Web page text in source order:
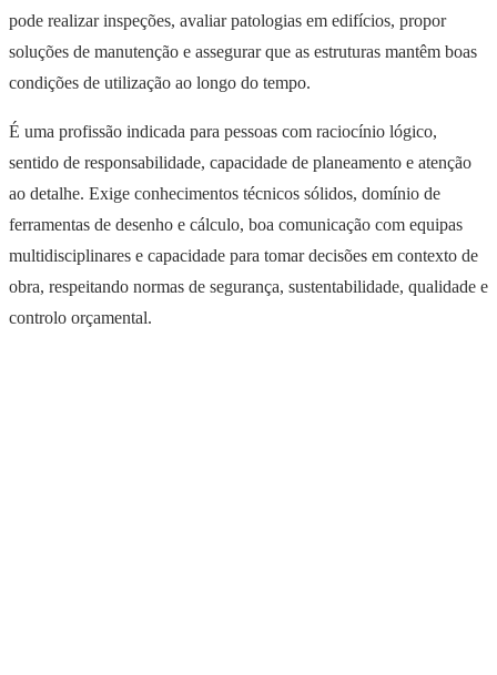
pode realizar inspeções, avaliar patologias em edifícios, propor
soluções de manutenção e assegurar que as estruturas mantêm boas
condições de utilização ao longo do tempo.
É uma profissão indicada para pessoas com raciocínio lógico,
sentido de responsabilidade, capacidade de planeamento e atenção
ao detalhe. Exige conhecimentos técnicos sólidos, domínio de
ferramentas de desenho e cálculo, boa comunicação com equipas
multidisciplinares e capacidade para tomar decisões em contexto de
obra, respeitando normas de segurança, sustentabilidade, qualidade e
controlo orçamental.